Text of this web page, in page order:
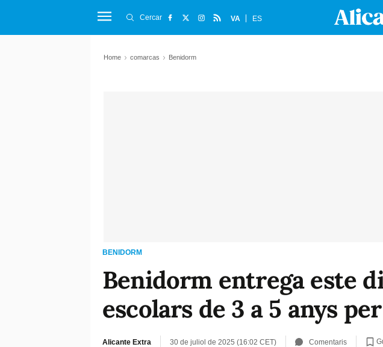
Cercar VA ES
Home comarcas Benidorm
BENIDORM
Benidorm entrega este
escolars de 3 a 5 anys
Alicante Extra 30 de juliol de 2025 (16:02 CET) Comentaris